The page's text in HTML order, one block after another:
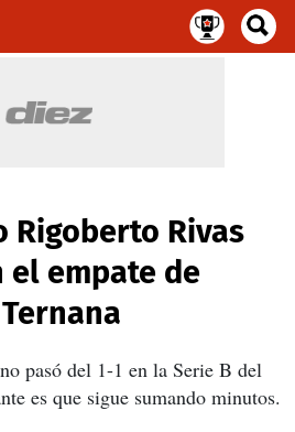
Rigoberto Rivas
empate de
pasó del 1-1 en la Serie B del
es que sigue sumando minutos.